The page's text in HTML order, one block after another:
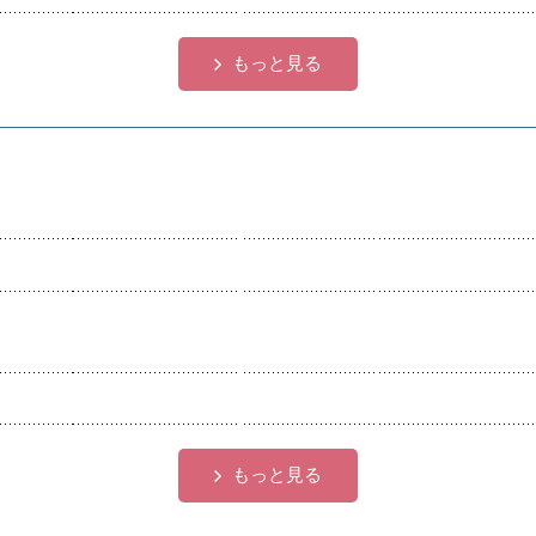
もっと見る
もっと見る